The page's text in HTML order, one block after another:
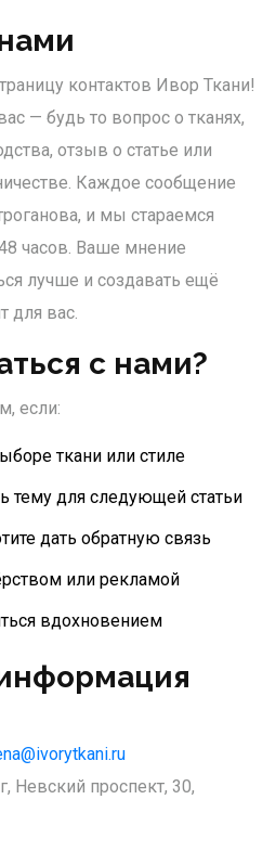
контактов Ивор Ткани!
— будь то вопрос о тканях,
отзыв о статье или
Каждое сообщение
и мы стараемся
часов. Ваше мнение
лучше и создавать ещё
для вас.
с нами?
если:
ткани или стиле
тему для следующей статьи
дать обратную связь
или рекламой
вдохновением
Невский проспект, 30,